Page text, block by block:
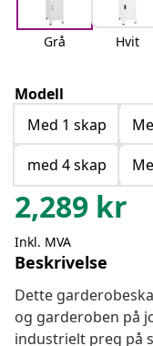
Grå Hvit
Modell
Med 1 skap
med 4 skap
2,289 kr
Inkl. MVA
Beskrivelse
Dette
og garderoben på
industrielt preg på